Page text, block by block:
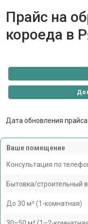
Прайс на
короеда в
Дата обновления
Ваше помещение
Консультация по
Бытовка/строительный
До 30 м² (1-комнатная)